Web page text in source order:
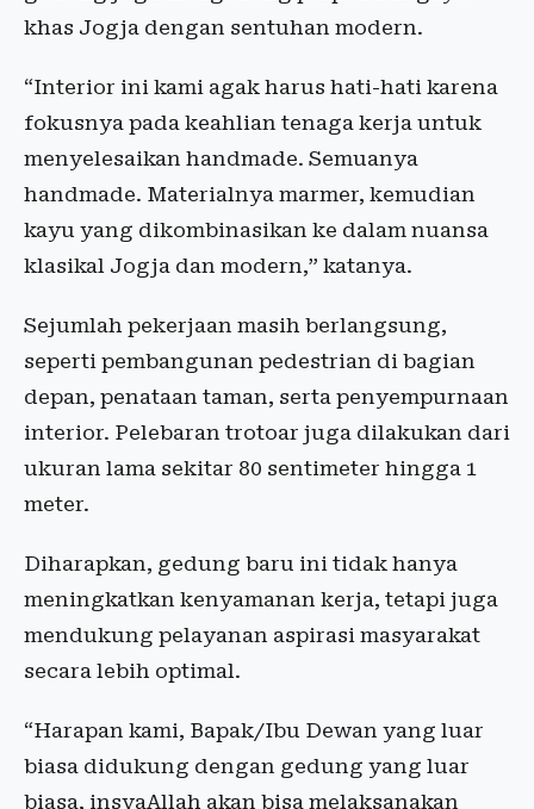
khas Jogja dengan sentuhan modern.
“Interior ini kami agak harus hati-hati karena
fokusnya pada keahlian tenaga kerja untuk
menyelesaikan handmade. Semuanya
handmade. Materialnya marmer, kemudian
kayu yang dikombinasikan ke dalam nuansa
klasikal Jogja dan modern,” katanya.
Sejumlah pekerjaan masih berlangsung,
seperti pembangunan pedestrian di bagian
depan, penataan taman, serta penyempurnaan
interior. Pelebaran trotoar juga dilakukan dari
ukuran lama sekitar 80 sentimeter hingga 1
meter.
Diharapkan, gedung baru ini tidak hanya
meningkatkan kenyamanan kerja, tetapi juga
mendukung pelayanan aspirasi masyarakat
secara lebih optimal.
“Harapan kami, Bapak/Ibu Dewan yang luar
biasa didukung dengan gedung yang luar
biasa, insyaAllah akan bisa melaksanakan